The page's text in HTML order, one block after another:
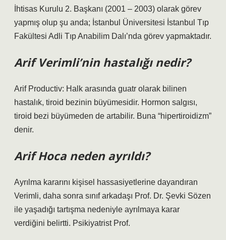
İhtisas Kurulu 2. Başkanı (2001 – 2003) olarak görev
yapmış olup şu anda; İstanbul Üniversitesi İstanbul Tıp
Fakültesi Adli Tıp Anabilim Dalı’nda görev yapmaktadır.
Arif Verimli’nin hastalığı nedir?
Arif Productiv: Halk arasında guatr olarak bilinen
hastalık, tiroid bezinin büyümesidir. Hormon salgısı,
tiroid bezi büyümeden de artabilir. Buna “hipertiroidizm”
denir.
Arif Hoca neden ayrıldı?
Ayrılma kararını kişisel hassasiyetlerine dayandıran
Verimli, daha sonra sınıf arkadaşı Prof. Dr. Şevki Sözen
ile yaşadığı tartışma nedeniyle ayrılmaya karar
verdiğini belirtti. Psikiyatrist Prof.